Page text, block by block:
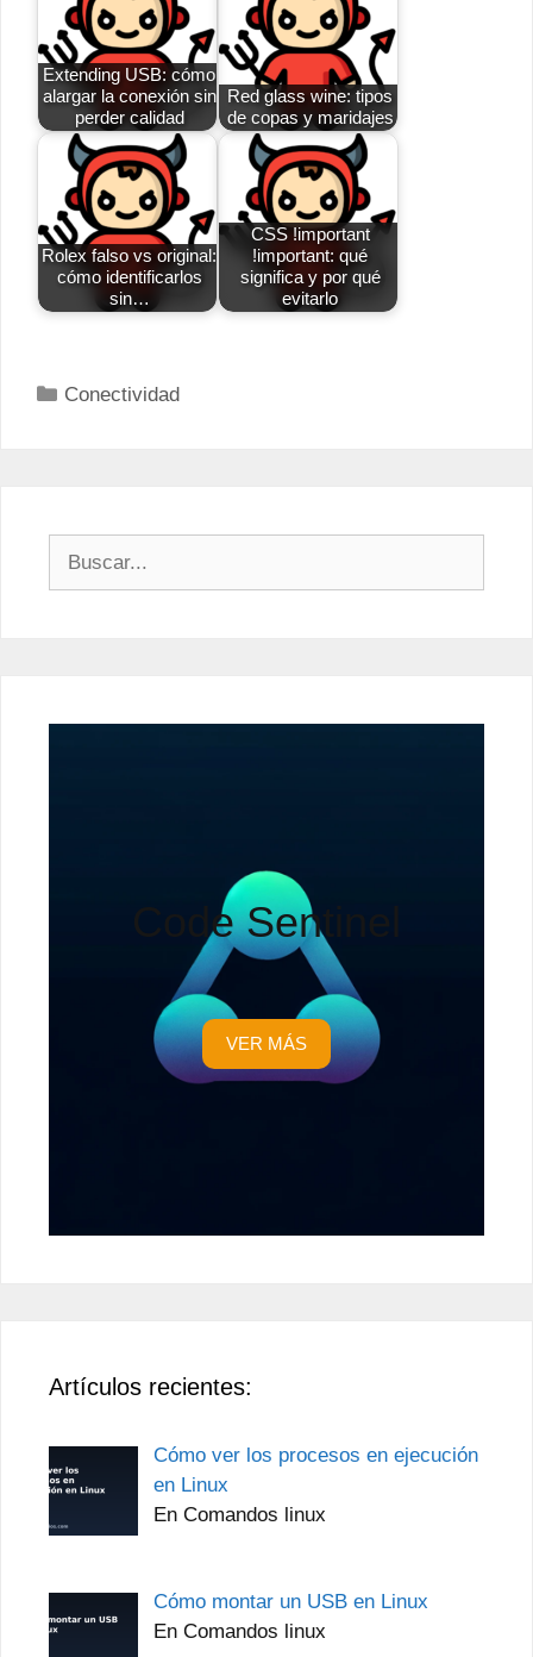
Extending USB: cómo
alargar la conexión sin
perder calidad
Red glass wine: tipos
de copas y maridajes
Rolex falso vs original:
cómo identificarlos
sin…
CSS !important
!important: qué
significa y por qué
evitarlo
Categorías
Conectividad
Code Sentinel
VER MÁS
Artículos recientes:
Cómo ver los procesos en ejecución
en Linux
En Comandos linux
Cómo montar un USB en Linux
En Comandos linux